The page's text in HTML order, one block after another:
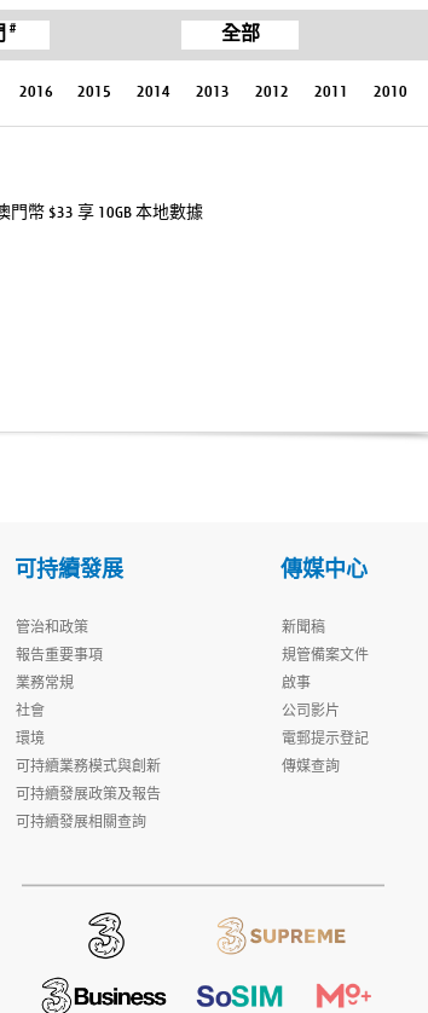
# 全部
2016 2015 2014 2013 2012 2011 2010
幣 $33 享 10GB 本地數據
可持續發展
管治和政策
報告重要事項
業務常規
社會
環境
可持續業務模式與創新
可持續發展政策及報告
可持續發展相關查詢
傳媒中心
新聞稿
規管備案文件
啟事
公司影片
電郵提示登記
傳媒查詢